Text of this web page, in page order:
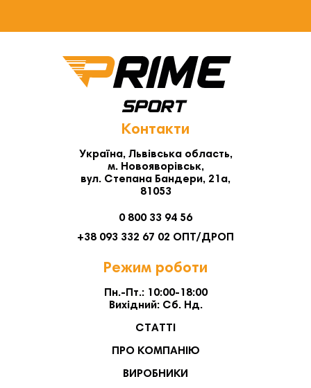
Контакти
Україна, Львівська область,
м. Новояворівськ,
вул. Степана Бандери, 21а,
81053
0 800 33 94 56
+38 093 332 67 02 ОПТ/ДРОП
Режим роботи
Пн.-Пт.: 10:00-18:00
Вихідний: Сб. Нд.
СТАТТІ
ПРО КОМПАНІЮ
ВИРОБНИКИ